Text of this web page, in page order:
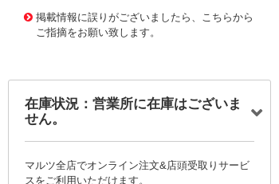
掲載情報に誤りがございましたら、こちらから
ご指摘をお願い致します。
在庫状況：営業所に在庫はございま
せん。
マルツ全店でオンライン注文&店頭受取りサービ
スをご利用いただけます。